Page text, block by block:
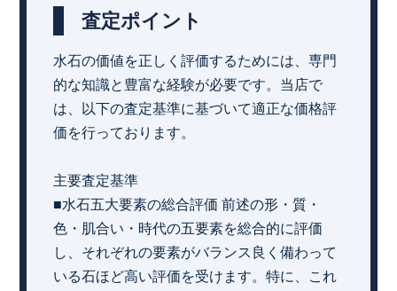
査定ポイント
水石の価値を正しく評価するためには、専門
的な知識と豊富な経験が必要です。当店で
は、以下の査定基準に基づいて適正な価格評
価を行っております。
主要査定基準
■水石五大要素の総合評価 前述の形・質・
色・肌合い・時代の五要素を総合的に評価
し、それぞれの要素がバランス良く備わって
いる石ほど高い評価を受けます。特に、これ